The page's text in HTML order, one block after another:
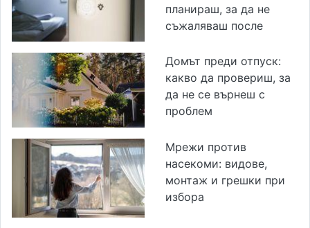
планираш, за да не
съжаляваш после
Домът преди отпуск:
какво да провериш, за
да не се върнеш с
проблем
Мрежи против
насекоми: видове,
монтаж и грешки при
избора